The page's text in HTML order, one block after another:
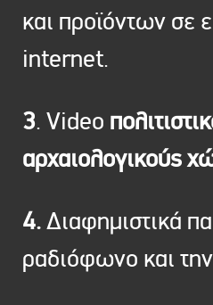
και προϊόντων σε
internet.
3. Video
αρχαιολογικούς
4.Διαφημιστικά
ραδιόφωνο και